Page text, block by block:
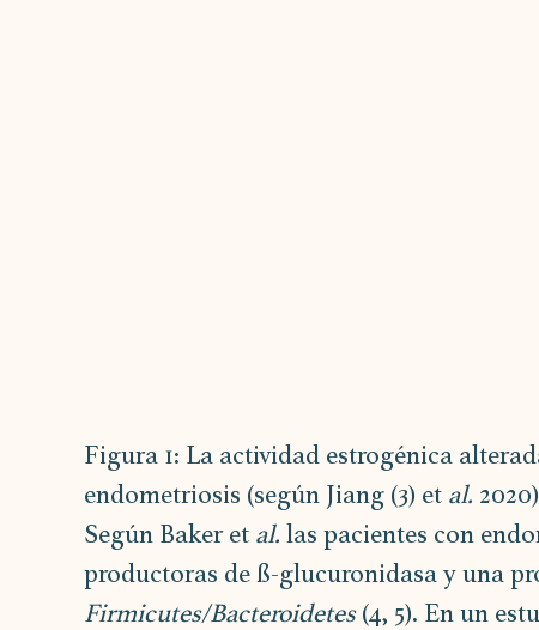
Figura 1: La actividad estrogénica
endometriosis (según Jiang (3) et al.
Según Baker et al. las pacientes con
productoras de ß-glucuronidasa y una
Firmicutes/Bacteroidetes (4, 5). En un